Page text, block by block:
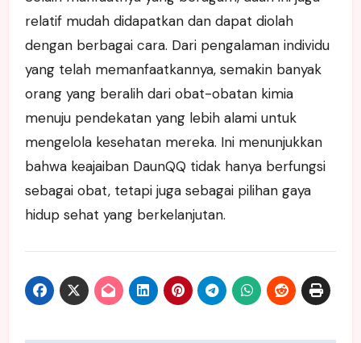
relatif mudah didapatkan dan dapat diolah
dengan berbagai cara. Dari pengalaman individu
yang telah memanfaatkannya, semakin banyak
orang yang beralih dari obat-obatan kimia
menuju pendekatan yang lebih alami untuk
mengelola kesehatan mereka. Ini menunjukkan
bahwa keajaiban DaunQQ tidak hanya berfungsi
sebagai obat, tetapi juga sebagai pilihan gaya
hidup sehat yang berkelanjutan.